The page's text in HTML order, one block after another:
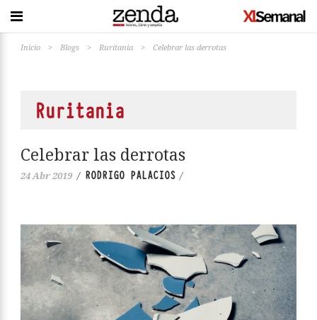
Inicio > Blogs > Ruritania > Celebrar las derrotas
Ruritania
Celebrar las derrotas
24 Abr 2019 / RODRIGO PALACIOS /